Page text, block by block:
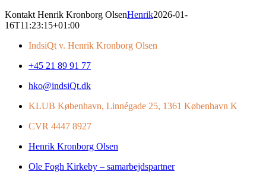
Kontakt Henrik Kronborg OlsenHenrik2026-01-
16T11:23:15+01:00
IndsiQt v. Henrik Kronborg Olsen
+45 21 89 91 77
hko@indsiQt.dk
KLUB København, Linnégade 25, 1361 København K
CVR 4447 8927
Henrik Kronborg Olsen
Ole Fogh Kirkeby – samarbejdspartner